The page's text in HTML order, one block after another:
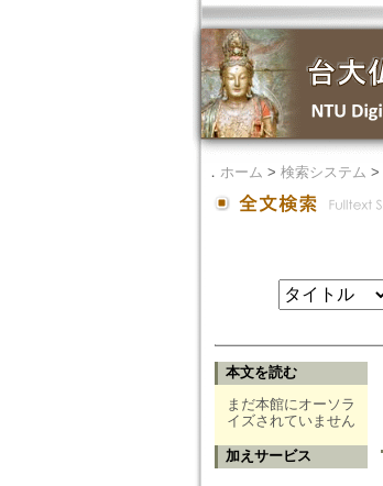
． ホーム > 検索システム >
本文を読む
まだ本館にオーソラ
イズされていません
加えサービス